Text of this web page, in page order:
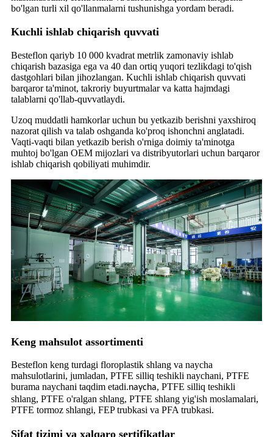
bo'lgan turli xil qo'llanmalarni tushunishga yordam beradi.
Kuchli ishlab chiqarish quvvati
Besteflon qariyb 10 000 kvadrat metrlik zamonaviy ishlab
chiqarish bazasiga ega va 40 dan ortiq yuqori tezlikdagi to'qish
dastgohlari bilan jihozlangan. Kuchli ishlab chiqarish quvvati
barqaror ta'minot, takroriy buyurtmalar va katta hajmdagi
talablarni qo'llab-quvvatlaydi.
Uzoq muddatli hamkorlar uchun bu yetkazib berishni yaxshiroq
nazorat qilish va talab oshganda ko'proq ishonchni anglatadi.
Vaqti-vaqti bilan yetkazib berish o'rniga doimiy ta'minotga
muhtoj bo'lgan OEM mijozlari va distribyutorlari uchun barqaror
ishlab chiqarish qobiliyati muhimdir.
Keng mahsulot assortimenti
Besteflon keng turdagi floroplastik shlang va naycha
mahsulotlarini, jumladan, PTFE silliq teshikli naychani, PTFE
burama naychani taqdim etadi.naycha, PTFE silliq teshikli
shlang, PTFE o'ralgan shlang, PTFE shlang yig'ish moslamalari,
PTFE tormoz shlangi, FEP trubkasi va PFA trubkasi.
Sifat tizimi va xalqaro sertifikatlar